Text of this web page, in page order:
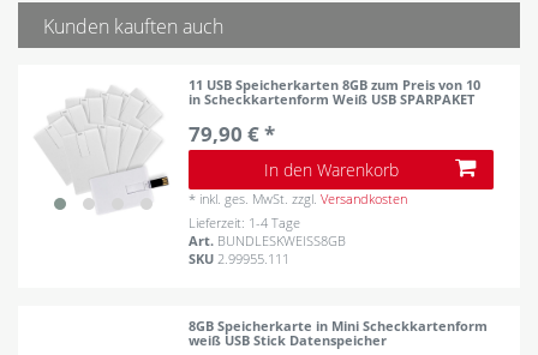
Kunden kauften auch
11 USB Speicherkarten 8GB zum Preis von 10
in Scheckkartenform Weiß USB SPARPAKET
79,90 € *
In den Warenkorb
* inkl. ges. MwSt. zzgl.Versandkosten
Lieferzeit: 1-4 Tage
Art. BUNDLESKWEISS8GB
SKU2.99955.111
8GB Speicherkarte in Mini Scheckkartenform
weiß USB Stick Datenspeicher